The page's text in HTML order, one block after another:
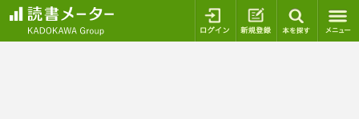
ログイン 新規登録